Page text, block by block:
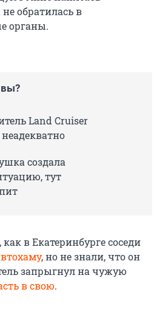
обратилась в
органы.
вы?
Land Cruiser
создала
тут
в Екатеринбурге соседи
, но не знали, что он
запрыгнул на чужую
в свою.